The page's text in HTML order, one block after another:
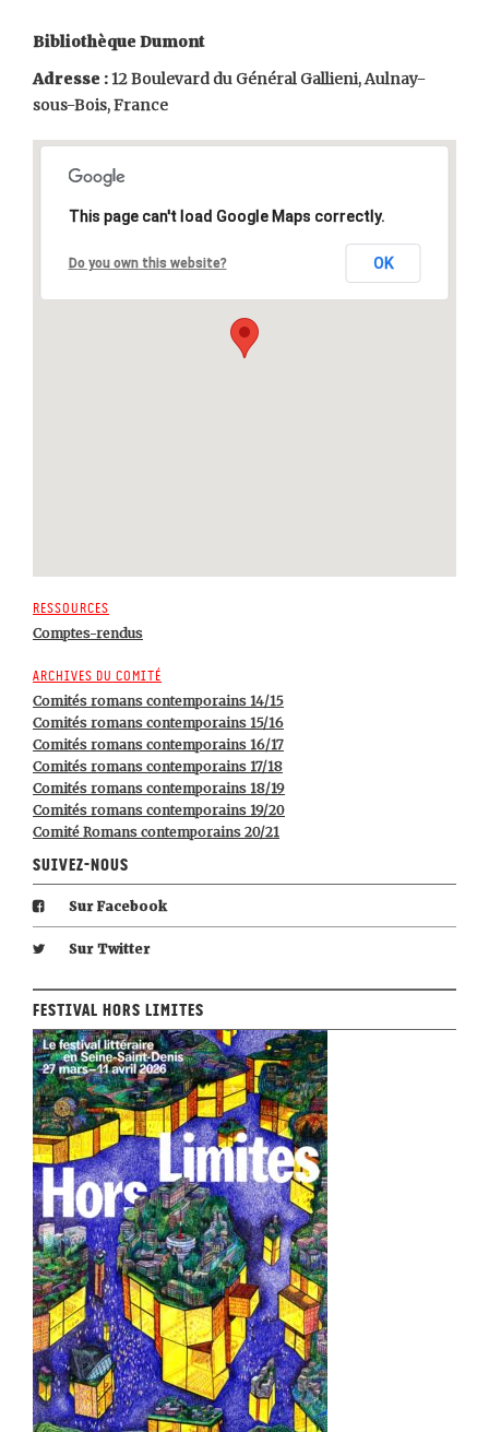
Bibliothèque Dumont
Adresse :12 Boulevard du Général Gallieni, Aulnay-
sous-Bois, France
This page can't load Google Maps correctly.
Do you own this website? OK
Ressources
Comptes-rendus
Archives du comité
Comités romans contemporains 14/15
Comités romans contemporains 15/16
Comités romans contemporains 16/17
Comités romans contemporains 17/18
Comités romans contemporains 18/19
Comités romans contemporains 19/20
Comité Romans contemporains 20/21
Suivez-nous
Sur Facebook
Sur Twitter
Festival Hors Limites